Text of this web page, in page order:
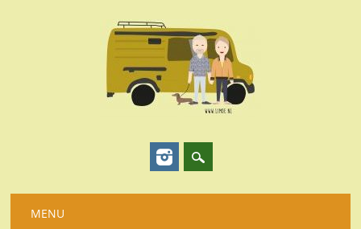
Hoofdmenu
naar
MENU